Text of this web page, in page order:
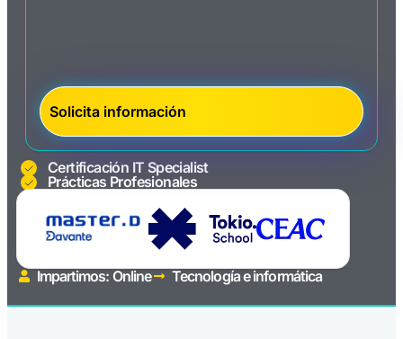
Certificación IT Specialist
Prácticas Profesionales
Impartimos: Online Tecnología e informática